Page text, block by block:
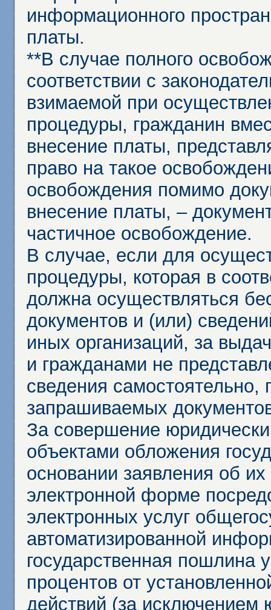
информационного
платы.
**В случае полного
соответствии с
взимаемой при
процедуры, гражданин
внесение платы,
право на такое
освобождения помимо
внесение платы, –
частичное освобождение.
В случае, если для
процедуры, которая в
должна осуществляться
документов и (или)
иных организаций, за
и гражданами не
сведения
запрашиваемых
За совершение
объектами обложения
основании заявления об
электронной форме
электронных услуг
автоматизированной
государственная пошлина
процентов от
действий (за исключением